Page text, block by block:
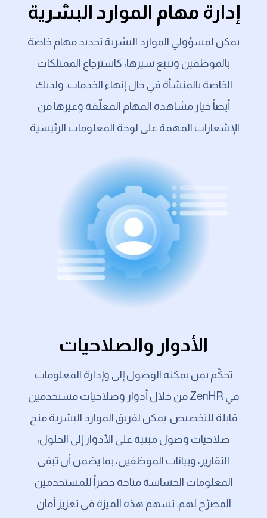
إدارة مهام الموارد البشرية
يمكن لمسؤولي الموارد البشرية تحديد مهام خاصة
بالموظفين وتتبع سيرها، كاسترجاع الممتلكات
الخاصة بالمنشأة في حال إنهاء الخدمات. ولديك
أيضاً خيار مشاهدة المهام المعلّقة وغيرها من
الإشعارات المهمة على لوحة المعلومات الرئيسية.
الأدوار والصلاحيات
تحكّم بمن يمكنه الوصول إلى وإدارة المعلومات
في ZenHR من خلال أدوار وصلاحيات مستخدمين
قابلة للتخصيص. يمكن لفريق الموارد البشرية منح
صلاحيات وصول مبنية على الأدوار إلى الحلول،
التقارير، وبيانات الموظفين، بما يضمن أن تبقى
المعلومات الحساسة متاحة حصراً للمستخدمين
المصرّح لهم. تسهم هذه الميزة في تعزيز أمان